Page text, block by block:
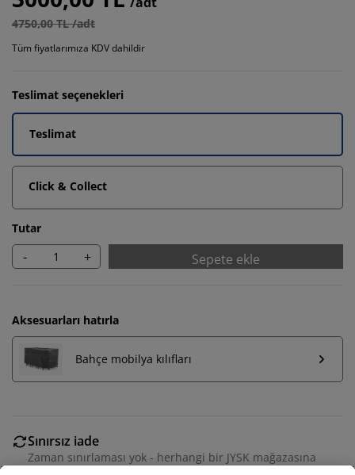
4750,00 TL /adt
Tüm fiyatlarımıza KDV dahildir
Teslimat seçenekleri
Teslimat
Click & Collect
Tutar
- + Sepete ekle
Aksesuarları hatırla
Bahçe mobilya kılıfları
Sınırsız iade
Zaman sınırlaması yok - herhangi bir JYSK mağazasına